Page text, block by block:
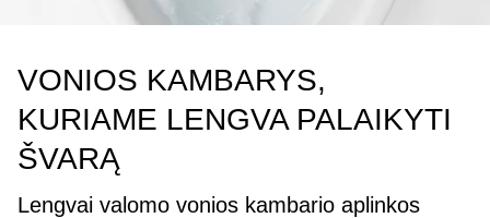
VONIOS KAMBARYS,
KURIAME LENGVA PALAIKYTI
ŠVARĄ
Lengvai valomo vonios kambario aplinkos